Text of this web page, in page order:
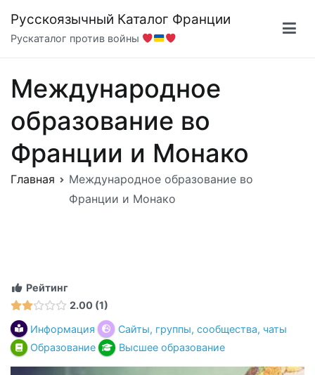
содержимому
Русскоязычный Каталог Франции
Рускаталог против войны
Международное
образование во
Франции и Монако
Главная
Международное образование во
Франции и Монако
Рейтинг
2.00 1
Информация
Сайты, группы, сообщества, чаты
Образование
Высшее образование